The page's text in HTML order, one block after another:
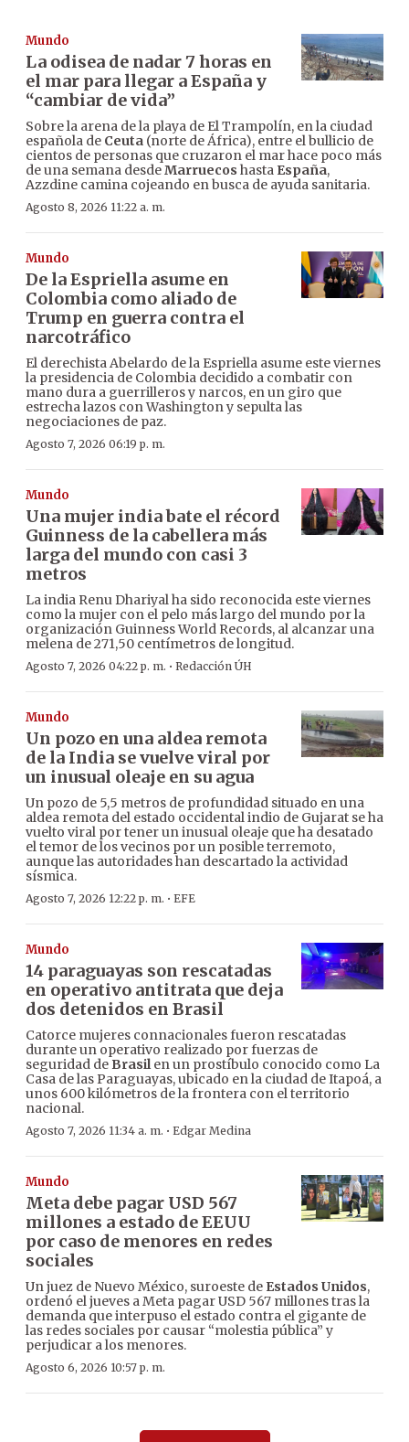
Mundo
La odisea de nadar 7 horas en
el mar para llegar a España y
“cambiar de vida”
Sobre la arena de la playa de El Trampolín, en la ciudad
española de Ceuta (norte de África), entre el bullicio de
cientos de personas que cruzaron el mar hace poco más
de una semana desdeMarruecos hasta España,
Azzdine camina cojeando en busca de ayuda sanitaria.
Agosto 8, 2026 11:22 a. m.
Mundo
De la Espriella asume en
Colombia como aliado de
Trump en guerra contra el
narcotráfico
El derechista Abelardo de la Espriella asume este viernes
la presidencia de Colombia decidido a combatir con
mano dura a guerrilleros y narcos, en un giro que
estrecha lazos con Washington y sepulta las
negociaciones de paz.
Agosto 7, 2026 06:19 p. m.
Mundo
Una mujer india bate el récord
Guinness de la cabellera más
larga del mundo con casi 3
metros
La india Renu Dhariyal ha sido reconocida este viernes
como la mujer con el pelo más largo del mundo por la
organización Guinness World Records, al alcanzar una
melena de 271,50 centímetros de longitud.
Agosto 7, 2026 04:22 p. m. · Redacción ÚH
Mundo
Un pozo en una aldea remota
de la India se vuelve viral por
un inusual oleaje en su agua
Un pozo de 5,5 metros de profundidad situado en una
aldea remota del estado occidental indio de Gujarat se ha
vuelto viral por tener un inusual oleaje que ha desatado
el temor de los vecinos por un posible terremoto,
aunque las autoridades han descartado la actividad
sísmica.
Agosto 7, 2026 12:22 p. m. · EFE
Mundo
14 paraguayas son rescatadas
en operativo antitrata que deja
dos detenidos en Brasil
Catorce mujeres connacionales fueron rescatadas
durante un operativo realizado por fuerzas de
seguridad de Brasilen un prostíbulo conocido como La
Casa de las Paraguayas, ubicado en la ciudad de Itapoá, a
unos 600 kilómetros de la frontera con el territorio
nacional.
Agosto 7, 2026 11:34 a. m. · Edgar Medina
Mundo
Meta debe pagar USD 567
millones a estado de EEUU
por caso de menores en redes
sociales
Un juez de Nuevo México, suroeste de Estados Unidos,
ordenó el jueves a Meta pagar USD 567 millones tras la
demanda que interpuso el estado contra el gigante de
las redes sociales por causar “molestia pública” y
perjudicar a los menores.
Agosto 6, 2026 10:57 p. m.